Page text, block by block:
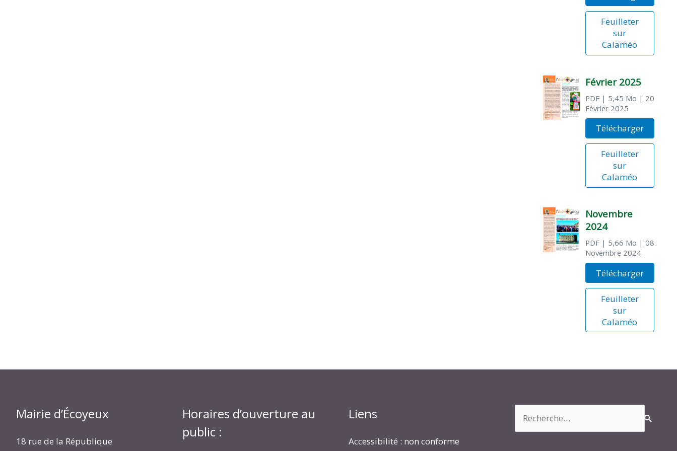
Feuilleter
sur
Calaméo
Février 2025
PDF| 5,45 Mo | 20
Février 2025
Télécharger
Feuilleter
sur
Calaméo
Novembre
2024
PDF| 5,66 Mo | 08
Novembre 2024
Télécharger
Feuilleter
sur
Calaméo
Mairie d’Écoyeux
18 rue de la République
Horaires d’ouverture au
public :
Liens
Accessibilité : non conforme